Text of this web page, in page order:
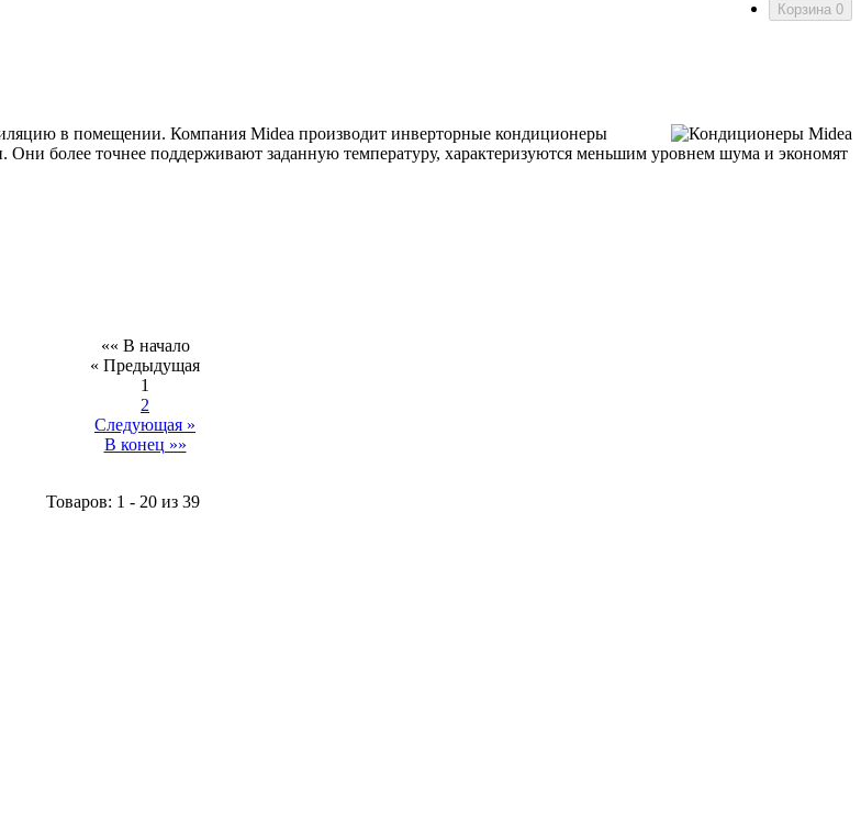
Корзина 0
в помещении. Компания Midea производит инверторные кондиционеры
более точнее поддерживают заданную температуру, характеризуются меньшим уровнем шума и экономят
«« В начало
« Предыдущая
1
2
Следующая »
В конец »»
Товаров: 1 - 20 из 39